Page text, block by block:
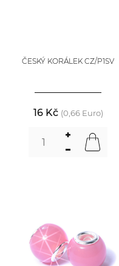
ČESKÝ KORÁLEK CZ/P1SV
16 Kč (0,66 Euro)